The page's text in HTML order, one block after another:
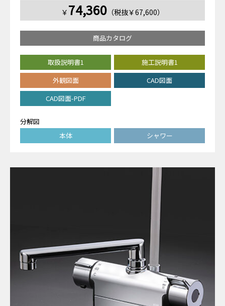
￥ 74,360（税抜￥67,600）
商品カタログ
取扱説明書1
施工説明書1
外観図面
CAD図面
CAD図面-PDF
分解図
本体
シャワー